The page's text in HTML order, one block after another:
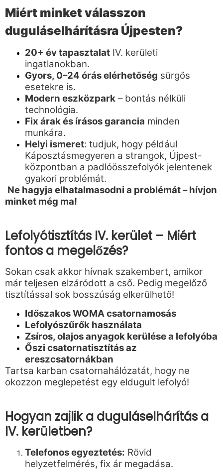
Miért minket válasszon
duguláselhárításra Újpesten?
20+ év tapasztalat IV. kerületi
ingatlanokban.
Gyors, 0–24 órás elérhetőség sürgős
esetekre is.
Modern eszközpark – bontás nélküli
technológia.
Fix árak és írásos garancia minden
munkára.
Helyi ismeret: tudjuk, hogy például
Káposztásmegyeren a strangok, Újpest-
központban a padlóösszefolyók jelentenek
gyakori problémát.
Ne hagyja elhatalmasodni a problémát – hívjon
minket még ma!
Lefolyótisztítás IV. kerület – Miért
fontos a megelőzés?
Sokan csak akkor hívnak szakembert, amikor
már teljesen elzáródott a cső. Pedig megelőző
tisztítással sok bosszúság elkerülhető!
Időszakos WOMA csatornamosás
Lefolyószűrők használata
Zsíros, olajos anyagok kerülése a lefolyóba
Őszi csatornatisztítás az
ereszcsatornákban
Tartsa karban csatornahálózatát, hogy ne
okozzon meglepetést egy eldugult lefolyó!
Hogyan zajlik a duguláselhárítás a
IV. kerületben?
Telefonos egyeztetés: Rövid
helyzetfelmérés, fix ár megadása.